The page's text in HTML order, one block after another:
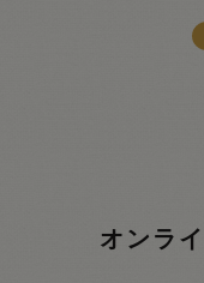
オンラ